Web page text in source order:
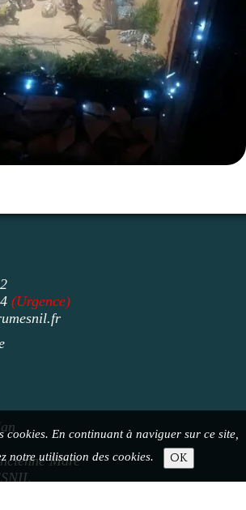
(Urgence)
Mare
L
cookies. En continuant à naviguer sur ce site,
notre utilisation des cookies.
OK